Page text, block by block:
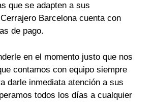
que se adapten a sus
Barcelona cuenta con
de pago.
en el momento justo que nos
contamos con equipo siempre
darle inmediata atención a sus
todos los días a cualquier